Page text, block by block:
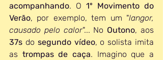
acompanhando. O 1º Movimento do
Verão, por exemplo, tem um "langor,
causado pelo calor"... No Outono
37s do segundo vídeo, o solista imita
as trompas de caça. Imagino que a